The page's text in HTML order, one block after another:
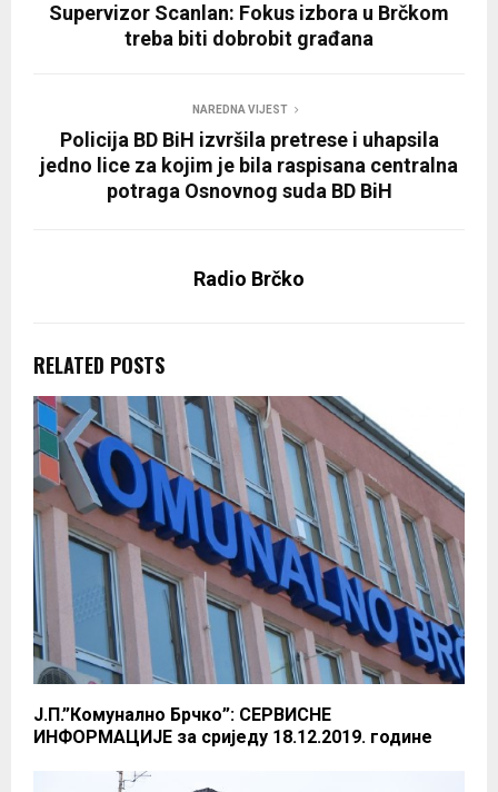
Supervizor Scanlan: Fokus izbora u Brčkom
treba biti dobrobit građana
NAREDNA VIJEST
Policija BD BiH izvršila pretrese i uhapsila
jedno lice za kojim je bila raspisana centralna
potraga Osnovnog suda BD BiH
Radio Brčko
RELATED POSTS
Ј.П.”Комунално Брчко”: СЕРВИСНЕ
ИНФОРМАЦИЈЕ за сриједу 18.12.2019. године